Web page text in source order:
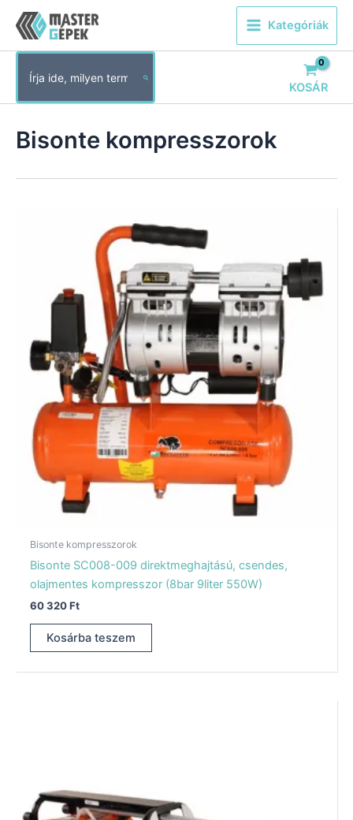
Kategóriák
for:
KOSÁR
Bisonte kompresszorok
Bisonte kompresszorok
Bisonte SC008-009 direktmeghajtású, csendes,
olajmentes kompresszor (8bar 9liter 550W)
60 320Ft
Kosárba teszem